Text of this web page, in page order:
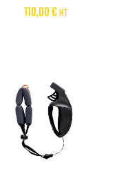
110,00€HT